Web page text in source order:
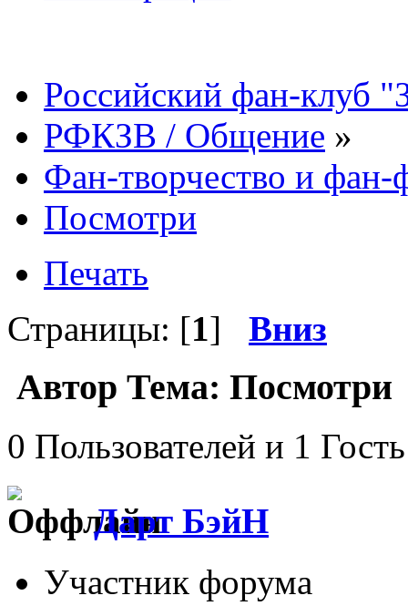
Российский фан-клуб
РФКЗВ / Общение »
Фан-творчество и
Посмотри
Печать
Страницы: [1] Вниз
Автор Тема: Посмотри
0 Пользователей и 1
Дарт БэйН
Участник форума